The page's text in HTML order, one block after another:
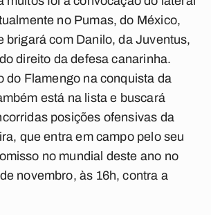
no Pumas, do México,
brigará com Danilo, da Juventus,
direito da defesa canarinha.
do Flamengo na conquista da
está na lista e buscará
posições ofensivas da
que entra em campo pelo seu
no mundial deste ano no
novembro, às 16h, contra a